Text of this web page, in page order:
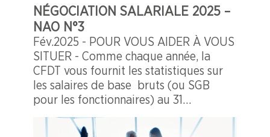
NÉGOCIATION SALARIALE 2025 –
NAO N°3
Fév.2025 - POUR VOUS AIDER À VOUS
SITUER - Comme chaque année, la
CFDT vous fournit les statistiques sur
les salaires de base bruts (ou SGB
pour les fonctionnaires) au 31
décembre 2024 (base temps plein) :
1er décile, médiane, 9ème décile et